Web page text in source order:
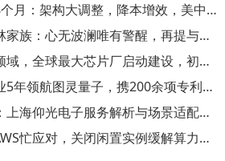
月：架构大调整，降本增效，美中市
族：心无波澜唯有警醒，再提与王
，全球最大芯片厂启动建设，初期
年领航图灵量子，携200余项专利强
海仰光电子服务解析与场景适配攻
忙应对，关闭闲置实例缓解算力紧